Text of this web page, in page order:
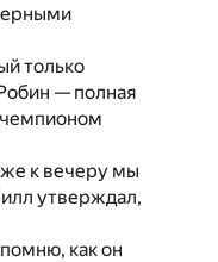
только
— полная
чемпионом
к вечеру мы
утверждал,
как он